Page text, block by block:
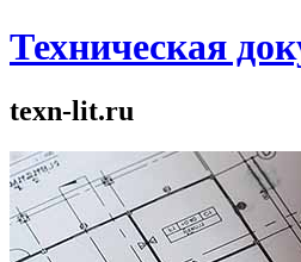
Техническая
texn-lit.ru